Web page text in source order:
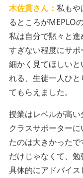
木佐貫さん： 私もや
るところがMEPLO
私は自分で黙々と
すぎない程度にサ
細かく見てほしいと
れる、生徒一人ひ
てもらえました。
授業はレベルが高い
クラスサポーター
たのは大きかった
だけじゃなくて、
具体的にアドバイス